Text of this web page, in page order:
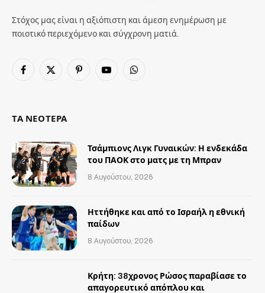
Στόχος μας είναι η αξιόπιστη και άμεση ενημέρωση με
ποιοτικό περιεχόμενο και σύγχρονη ματιά.
Facebook
X
PinterestYouTubeWhatsApp
ΤΑ ΝΕΟΤΕΡΑ
Τσάμπιονς Λιγκ Γυναικών: Η ενδεκάδα
του ΠΑΟΚ στο ματς με τη Μπραν
8 Αυγούστου, 2026
Ηττήθηκε και από το Ισραήλ η εθνική
παίδων
8 Αυγούστου, 2026
Κρήτη: 38χρονος Ρώσος παραβίασε το
απαγορευτικό απόπλου και